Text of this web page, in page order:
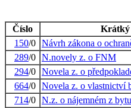
Číslo Krátký
150/0 Návrh zákona o
289/0 N.novely z. o FNM
294/0 Novela z. o
664/0 Novela z. o vlastnictví
714/0 N.z. o nájemném z bytu